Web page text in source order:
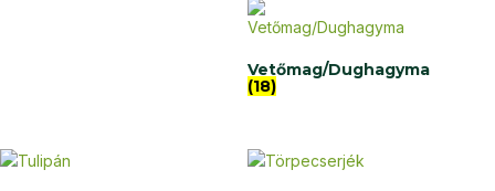
Vetőmag/Dughagyma
(18)